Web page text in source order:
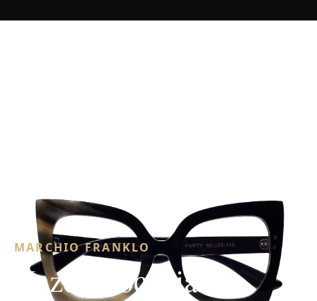
MARCHIO FRANKLO
Kazoku occhiali